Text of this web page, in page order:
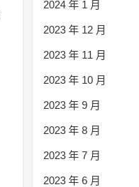
2024 年 1 月
2023 年 12 月
2023 年 11 月
2023 年 10 月
2023 年 9 月
2023 年 8 月
2023 年 7 月
2023 年 6 月